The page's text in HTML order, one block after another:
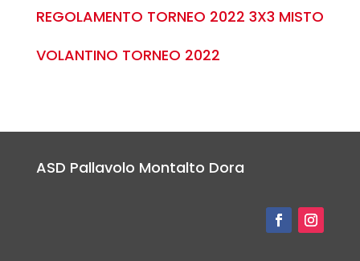
REGOLAMENTO TORNEO 2022 3X3 MISTO
VOLANTINO TORNEO 2022
ASD Pallavolo Montalto Dora